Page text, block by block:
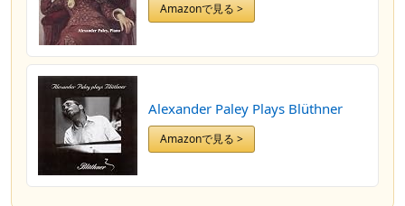
Amazonで見る >
Alexander Paley Plays Blüthner
Amazonで見る >